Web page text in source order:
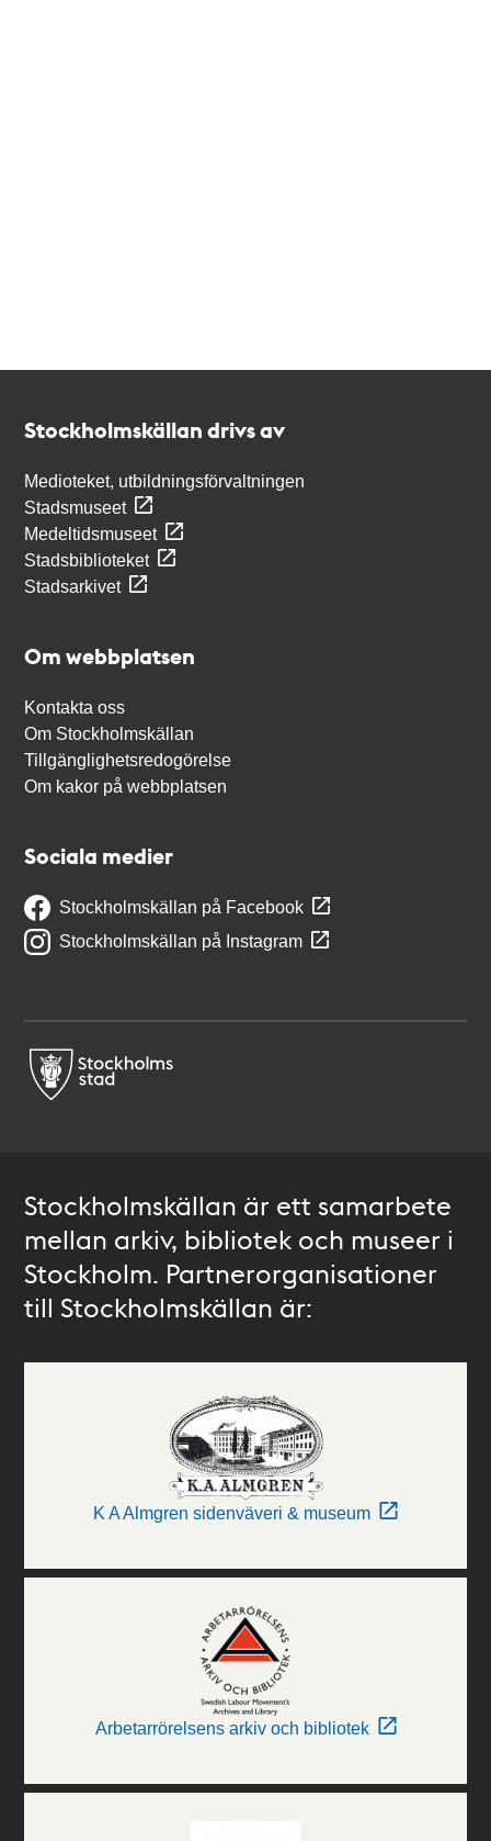
Stockholmskällan drivs av
Medioteket, utbildningsförvaltningen
Stadsmuseet
Medeltidsmuseet
Stadsbiblioteket
Stadsarkivet
Om webbplatsen
Kontakta oss
Om Stockholmskällan
Tillgänglighetsredogörelse
Om kakor på webbplatsen
Sociala medier
Stockholmskällan på Facebook
Stockholmskällan på Instagram
Stockholmskällan är ett samarbete
mellan arkiv, bibliotek och museer i
Stockholm. Partnerorganisationer
till Stockholmskällan är:
K A Almgren sidenväveri & museum
Arbetarrörelsens arkiv och bibliotek